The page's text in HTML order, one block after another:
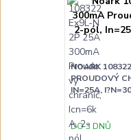
NOARK
PROUDOVÝ
IN=25A,
DO 3 DNŮ